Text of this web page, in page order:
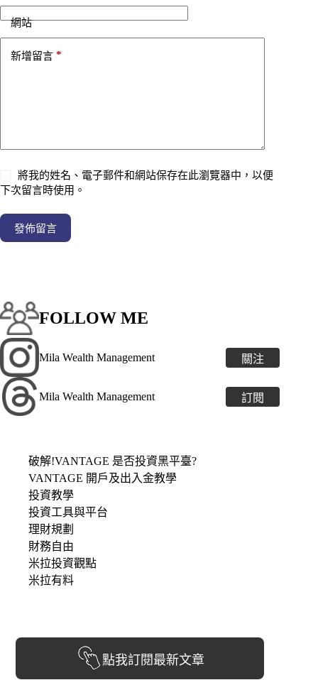
網站
新增留言 *
將我的姓名、電子郵件和網站保存在此瀏覽器中，以便
下次留言時使用。
發佈留言
FOLLOW ME
Mila Wealth Management 關注
Mila Wealth Management 訂閱
破解!VANTAGE 是否投資黑平臺?
VANTAGE 開戶及出入金教學
投資教學
投資工具與平台
理財規劃
財務自由
米拉投資觀點
米拉有料
點我訂閱最新文章